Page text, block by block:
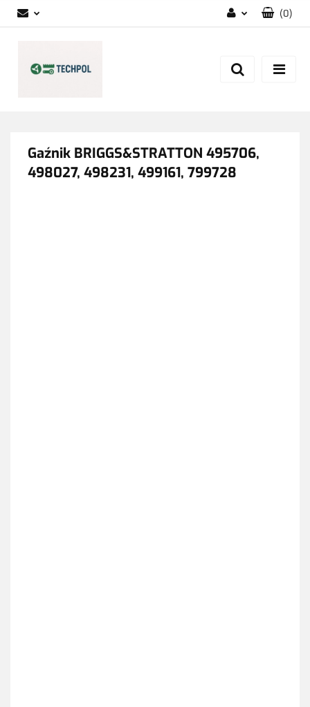
Zarejestruj się
(0)
Gaźnik BRIGGS&STRATTON 495706,
498027, 498231, 499161, 799728